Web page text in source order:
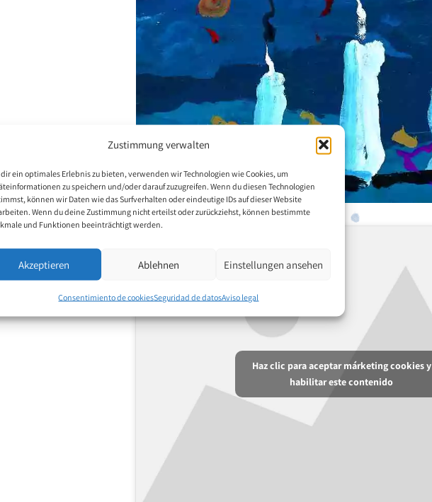
Zustimmung verwalten
ein optimales Erlebnis zu bieten, verwenden wir Technologien wie Cookies, um
zu speichern und/oder darauf zuzugreifen. Wenn du diesen Technologien
können wir Daten wie das Surfverhalten oder eindeutige IDs auf dieser Website
Wenn du deine Zustimmung nicht erteilst oder zurückziehst, können bestimmte
und Funktionen beeinträchtigt werden.
Akzeptieren Ablehnen Einstellungen ansehen
Consentimiento de cookiesSeguridad de datosAviso legal
Haz clic para aceptar márketing cookies y
habilitar este contenido